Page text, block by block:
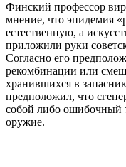
Финский профессор
мнение, что эпидемия
естественную, а
приложили руки
Согласно его
рекомбинации или
хранившихся в
предположил, что
собой либо ошибочный
оружие.